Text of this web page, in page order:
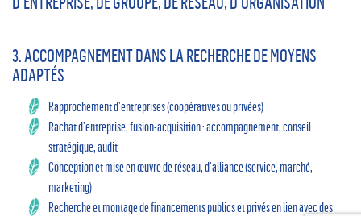
3. ACCOMPAGNEMENT DANS LA RECHERCHE DE MOYENS
ADAPTÉS
Rapprochement d’entreprises (coopératives ou privées)
Rachat d’entreprise, fusion-acquisition : accompagnement, conseil
stratégique, audit
Conception et mise en œuvre de réseau, d’alliance (service, marché,
marketing)
Recherche et montage de financements publics et privés en lien avec des